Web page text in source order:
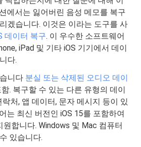
에서는 잃어버린 음성 메모를 복구
겠습니다. 이것은 이라는 도구를 사
데이터 복구. 이 우수한 소프트웨어
iPad 및 기타 iOS 기기에서 데이
다.
니다 분실 또는 삭제된 오디오 데이
. 복구할 수 있는 다른 유형의 데이
처, 앱 데이터, 문자 메시지 등이 있
는 최신 버전인 iOS 15를 포함하여
원합니다. Windows 및 Mac 컴퓨터
있습니다.